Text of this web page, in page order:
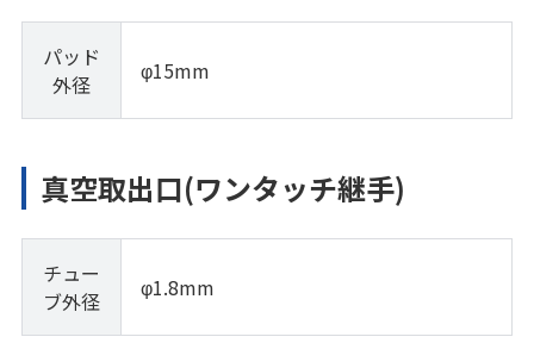
パッド
外径
φ15mm
真空取出口(ワンタッチ継手)
チュー
ブ外径
φ1.8mm